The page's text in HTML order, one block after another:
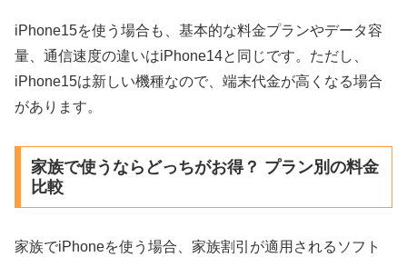
iPhone15を使う場合も、基本的な料金プランやデータ容
量、通信速度の違いはiPhone14と同じです。ただし、
iPhone15は新しい機種なので、端末代金が高くなる場合
があります。
家族で使うならどっちがお得？ プラン別の料金
比較
家族でiPhoneを使う場合、家族割引が適用されるソフト